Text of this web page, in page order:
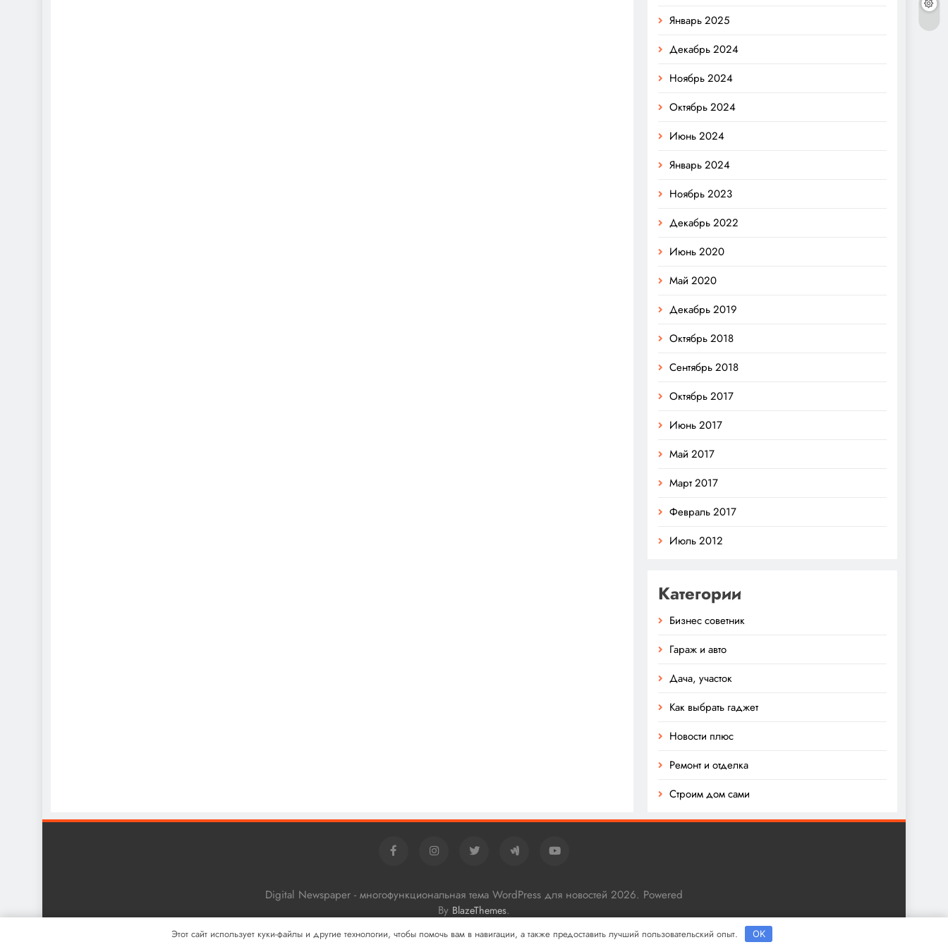
Январь 2025
Декабрь 2024
Ноябрь 2024
Октябрь 2024
Июнь 2024
Январь 2024
Ноябрь 2023
Декабрь 2022
Июнь 2020
Май 2020
Декабрь 2019
Октябрь 2018
Сентябрь 2018
Октябрь 2017
Июнь 2017
Май 2017
Март 2017
Февраль 2017
Июль 2012
Категории
Бизнес советник
Гараж и авто
Дача, участок
Как выбрать гаджет
Новости плюс
Ремонт и отделка
Строим дом сами
Digital Newspaper - многофункциональная тема WordPress для новостей 2026. Powered
By BlazeThemes.
Этот сайт использует куки-файлы и другие технологии, чтобы помочь вам в навигации, а также предоставить лучший пользовательский опыт. OK